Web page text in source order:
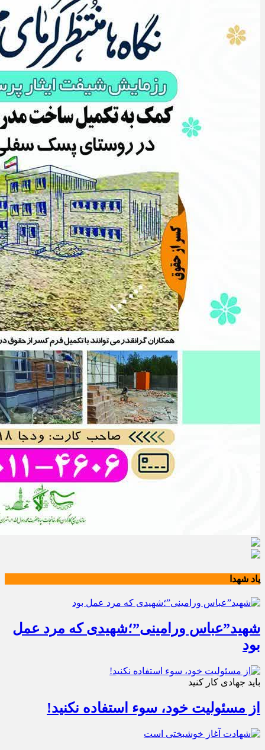
یاد شهدا
شهید”عباس ورامینی”؛شهیدی که مرد عمل
بود
باید جهادی کار کنید
از مسئولیت خود، سوء استفاده نکنید!